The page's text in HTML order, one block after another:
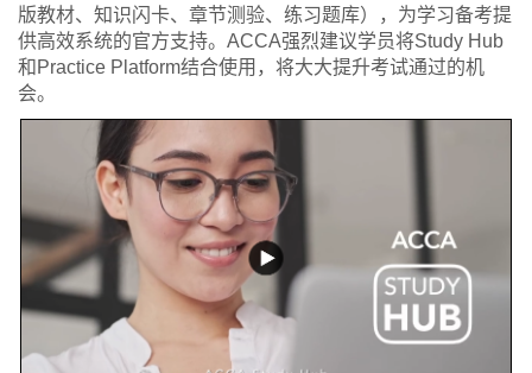
版教材、知识闪卡、章节测验、练习题库），为学习备考提
供高效系统的官方支持。ACCA强烈建议学员将Study Hub
和Practice Platform结合使用，将大大提升考试通过的机
会。